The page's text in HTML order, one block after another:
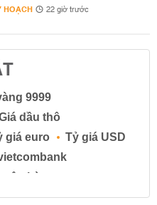
HOẠCH 22 giờ trước
9999
dầu thô
giá euro
Tỷ giá USD
hàng
tiền gửi